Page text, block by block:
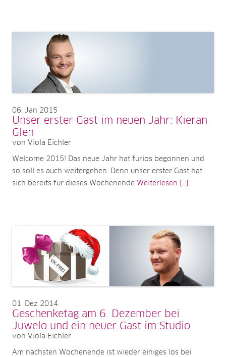
06 Jan 2015
Unser erster Gast im neuen Jahr: Kieran
Glen
von Viola Eichler
Welcome 2015! Das neue Jahr hat furios begonnen und
so soll es auch weitergehen. Denn unser erster Gast hat
sich bereits für dieses Wochenende Weiterlesen [...]
01 Dez 2014
Geschenketag am 6. Dezember bei
Juwelo und ein neuer Gast im Studio
von Viola Eichler
Am nächsten Wochenende ist wieder einiges los bei